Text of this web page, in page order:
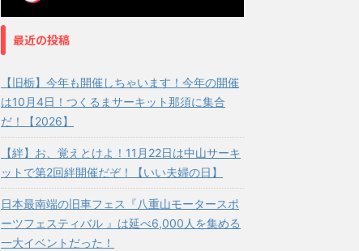
最近の投稿
【旧栃】今年も開催しちゃいます！今年の開催
は10月4日！つくるまサーキット那須に集合
だ！【2026】
【絆】お、覚えとけよ！11月22日は中山サーキ
ットで第2回絆開催だぞ！【いい夫婦の日】
日本最南端の旧車フェス『八重山モータースポ
ーツフェスティバル 』は延べ6,000人を集める
一大イベントだった！